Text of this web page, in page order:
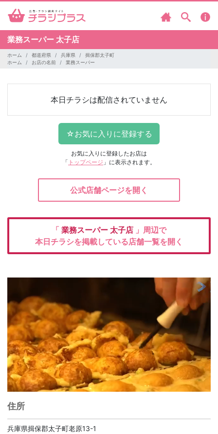
業務スーパー 太子店
ホーム 都道府県 兵庫県
揖保郡太子町
ホーム
お店の名前 業務スーパー
本日チラシは配信されていません
お気に入りに登録したお店は
「 トップページ 」に表示されます。
公式店舗ページを開く
「 業務スーパー 太子店 」周辺で
本日チラシを掲載している店舗一覧を開く
住所
兵庫県揖保郡太子町老原13-1